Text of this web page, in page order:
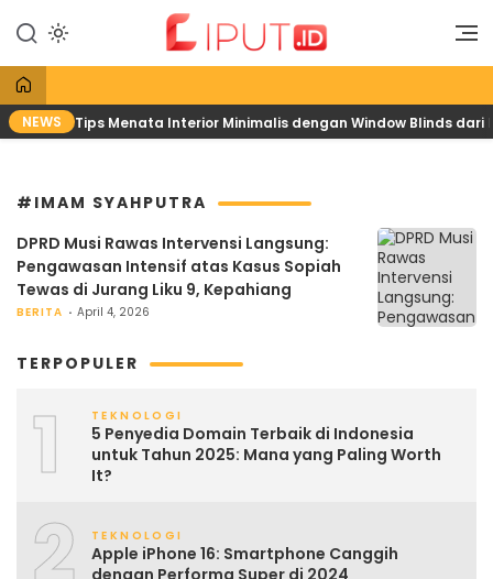
konten
Liput
Liputan Digital
NEWS Tips Menata Interior Minimalis dengan Window Blinds dari
#IMAM SYAHPUTRA
DPRD Musi Rawas Intervensi Langsung:
Pengawasan Intensif atas Kasus Sopiah
Tewas di Jurang Liku 9, Kepahiang
BERITA April 4, 2026
TERPOPULER
1 TEKNOLOGI
5 Penyedia Domain Terbaik di Indonesia
untuk Tahun 2025: Mana yang Paling Worth
It?
2 TEKNOLOGI
Apple iPhone 16: Smartphone Canggih
dengan Performa Super di 2024